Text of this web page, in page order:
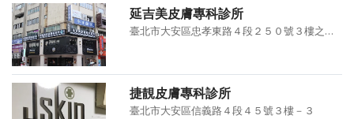
延吉美皮膚專科診所
臺北市大安區忠孝東路４段２５０號３樓之１、３樓之２
捷靚皮膚專科診所
臺北市大安區信義路４段４５號３樓－３